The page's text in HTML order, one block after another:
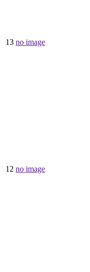
13 no image
12 no image